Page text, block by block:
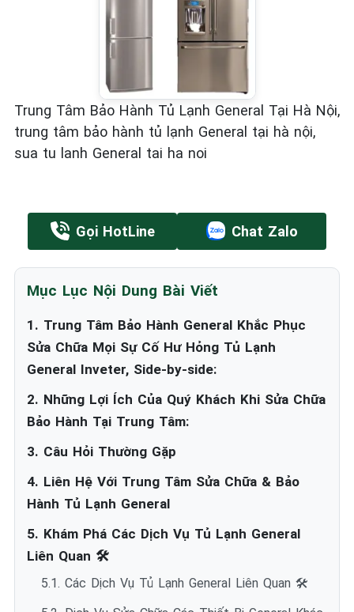
Trung Tâm Bảo Hành Tủ Lạnh General Tại Hà Nội,
trung tâm bảo hành tủ lạnh General tại hà nội,
sua tu lanh General tai ha noi
Gọi HotLine Chat Zalo
Mục Lục Nội Dung Bài Viết
1. Trung Tâm Bảo Hành General Khắc Phục
Sửa Chữa Mọi Sự Cố Hư Hỏng Tủ Lạnh
General Inveter, Side-by-side:
2. Những Lợi Ích Của Quý Khách Khi Sửa Chữa
Bảo Hành Tại Trung Tâm:
3. Câu Hỏi Thường Gặp
4. Liên Hệ Với Trung Tâm Sửa Chữa & Bảo
Hành Tủ Lạnh General
5. Khám Phá Các Dịch Vụ Tủ Lạnh General
Liên Quan 🛠️
5.1. Các Dịch Vụ Tủ Lạnh General Liên Quan 🛠️